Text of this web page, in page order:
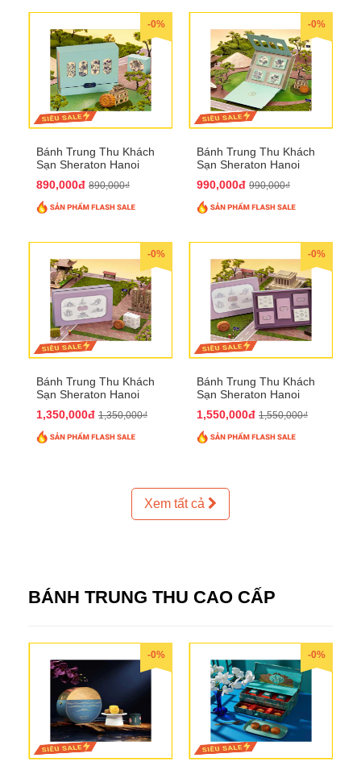
-0%
Bánh Trung Thu Khách
Sạn Sheraton Hanoi
890,000đ 890,000₫
-0%
Bánh Trung Thu Khách
Sạn Sheraton Hanoi
990,000đ 990,000₫
-0%
Bánh Trung Thu Khách
Sạn Sheraton Hanoi
1,350,000đ 1,350,000₫
-0%
Bánh Trung Thu Khách
Sạn Sheraton Hanoi
1,550,000đ 1,550,000₫
Xem tất cả
BÁNH TRUNG THU CAO CẤP
-0% -0%